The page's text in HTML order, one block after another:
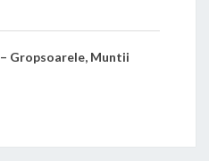
Gropsoarele, Muntii